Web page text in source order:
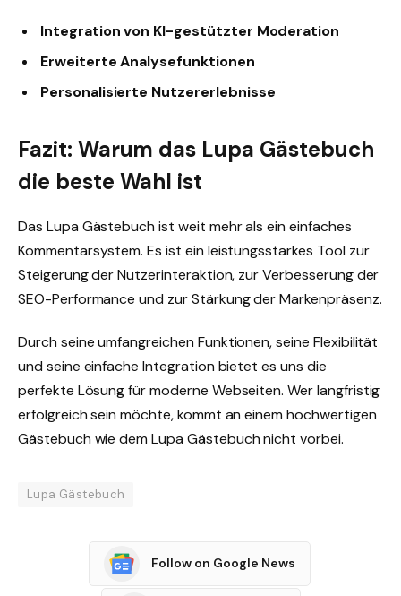
Integration von KI-gestützter Moderation
Erweiterte Analysefunktionen
Personalisierte Nutzererlebnisse
Fazit: Warum das Lupa Gästebuch
die beste Wahl ist
Das Lupa Gästebuch ist weit mehr als ein einfaches
Kommentarsystem. Es ist ein leistungsstarkes Tool zur
Steigerung der Nutzerinteraktion, zur Verbesserung der
SEO-Performance und zur Stärkung der Markenpräsenz.
Durch seine umfangreichen Funktionen, seine Flexibilität
und seine einfache Integration bietet es uns die
perfekte Lösung für moderne Webseiten. Wer langfristig
erfolgreich sein möchte, kommt an einem hochwertigen
Gästebuch wie dem Lupa Gästebuch nicht vorbei.
Lupa Gästebuch
Follow on Google News